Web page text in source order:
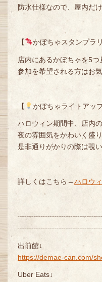
防水仕様なので、屋内だ
【 かぼちゃスタンプラ
店内にあるかぼちゃを5つ
参加を希望される方はお
【 かぼちゃライトアッ
ハロウィン期間中、店内
夜の雰囲気をかわいく盛
是非通りがかりの際は覗
詳しくはこちら→ハロウ
┈┈┈┈┈┈┈┈┈┈┈┈
出前館↓
https://demae-can.com/
Uber Eats↓